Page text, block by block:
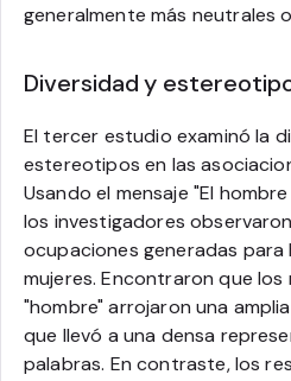
generalmente más neutrales
Diversidad y
El tercer estudio examinó la
estereotipos en las
Usando el mensaje "El
los investigadores
ocupaciones generadas para
mujeres. Encontraron que
"hombre" arrojaron una
que llevó a una densa
palabras. En contraste, los